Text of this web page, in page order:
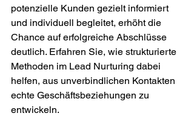
potenzielle Kunden gezielt informiert
und individuell begleitet, erhöht die
Chance auf erfolgreiche Abschlüsse
deutlich. Erfahren Sie, wie strukturierte
Methoden im Lead Nurturing dabei
helfen, aus unverbindlichen Kontakten
echte Geschäftsbeziehungen zu
entwickeln.